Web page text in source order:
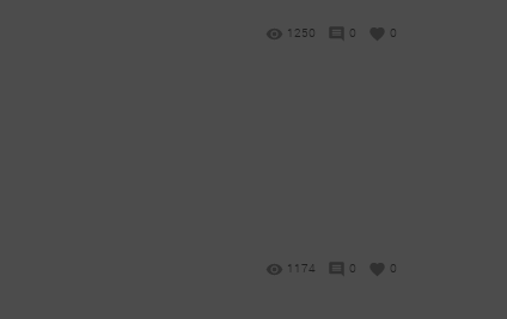
1250 0 0
1174 0 0